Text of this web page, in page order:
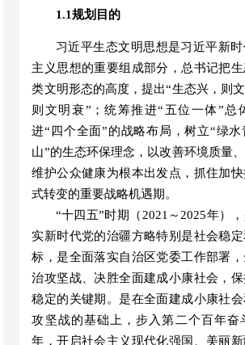
1.1规划目的
习近平生态文明思想是习近平新
主义思想的重要组成部分 ， 总书记把
类文明形态的高度 ，提出“生态兴， 则
则文明衰” ；统筹推进“ 五位一体”总
进“ 四个全面”的战略布局 ，树立“绿水
山”的生态环保理念，以改善环境质量、
维护公众健康为根本出发点 ， 抓住加
式转变的重要战略机遇期。
“十四五”时期（ 2021～2025年）
实新时代党的治疆方略特别是社会稳
标，是全面落实自治区党委工作部署 ，
治攻坚战、决胜全面建成小康社会，
稳定的关键期。是在全面建成小康社
攻坚战的基础上，步入第二个百年奋
年，开启社会主义现代化强国、美丽